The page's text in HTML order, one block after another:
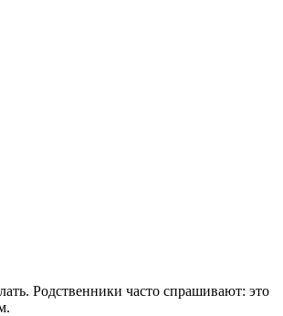
Родственники часто спрашивают: это